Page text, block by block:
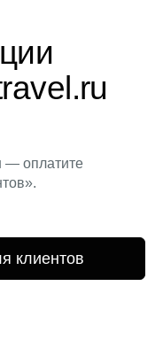
— оплатите
клиентов